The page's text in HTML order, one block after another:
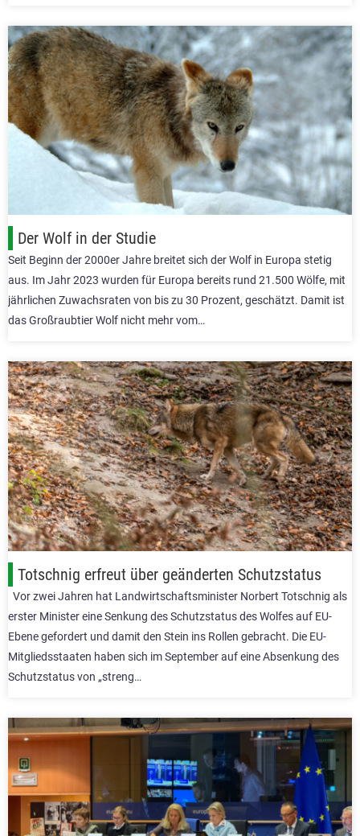
Der Wolf in der Studie
Seit Beginn der 2000er Jahre breitet sich der Wolf in Europa stetig
aus. Im Jahr 2023 wurden für Europa bereits rund 21.500 Wölfe, mit
jährlichen Zuwachsraten von bis zu 30 Prozent, geschätzt. Damit ist
das Großraubtier Wolf nicht mehr vom…
Totschnig erfreut über geänderten Schutzstatus
Vor zwei Jahren hat Landwirtschaftsminister Norbert Totschnig als
erster Minister eine Senkung des Schutzstatus des Wolfes auf EU-
Ebene gefordert und damit den Stein ins Rollen gebracht. Die EU-
Mitgliedsstaaten haben sich im September auf eine Absenkung des
Schutzstatus von „streng…